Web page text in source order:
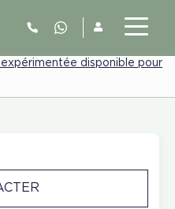
disponible pour